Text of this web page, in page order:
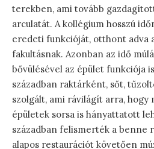
terekben, ami tovább
arculatát. A kollégium hosszú
eredeti funkcióját, otthont adva
fakultásnak. Azonban az idő
bővülésével az épület funkciója
században raktárként, sőt,
szolgált, ami rávilágít arra, hogy
épületek sorsa is hányattatott
században felismerték a benne
alapos restaurációt követően